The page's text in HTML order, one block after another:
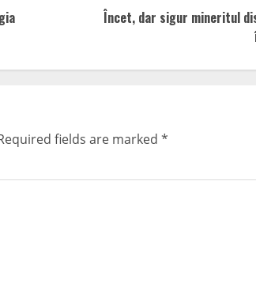
Încet, dar sigur mineritul
fields are marked *